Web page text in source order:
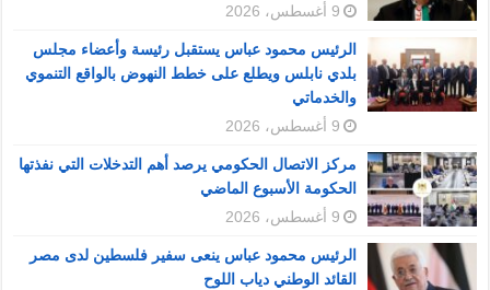
9 أغسطس، 2026
الرئيس محمود عباس يستقبل رئيسة وأعضاء مجلس
بلدي نابلس ويطلع على خطط النهوض بالواقع التنموي
والخدماتي
9 أغسطس، 2026
مركز الاتصال الحكومي يرصد أهم التدخلات التي نفذتها
الحكومة الأسبوع الماضي
9 أغسطس، 2026
الرئيس محمود عباس ينعى سفير فلسطين لدى مصر
القائد الوطني دياب اللوح